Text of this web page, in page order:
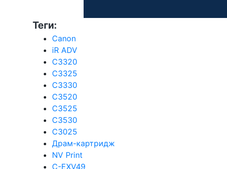
Теги:
Canon
iR ADV
C3320
C3325
C3330
C3520
C3525
C3530
C3025
Драм-картридж
NV Print
C-EXV49